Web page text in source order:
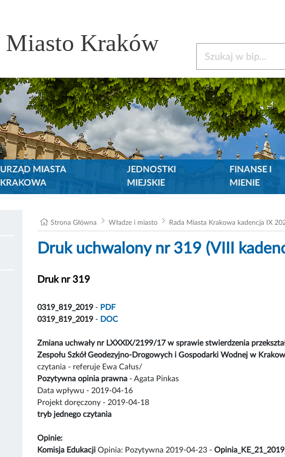
Miasto Kraków
URZĄD MIASTA
KRAKOWA
JEDNOSTKI
MIEJSKIE
FINANSE I
MIENIE
Strona Główna Władze i miasto Rada Miasta Krakowa kadencja IX
Druk uchwalony nr 319 (VIII
Druk nr 319
0319_819_2019 - PDF
0319_819_2019 - DOC
Zmiana uchwały nr LXXXIX/2199/17 w sprawie stwierdzenia
Zespołu Szkół Geodezyjno-Drogowych i Gospodarki Wodnej w
czytania - referuje Ewa Całus/
Pozytywna opinia prawna - Agata Pinkas
Data wpływu - 2019-04-16
Projekt doręczony - 2019-04-18
tryb jednego czytania
Opinie:
Komisja Edukacji Opinia: Pozytywna 2019-04-23 - Opinia_KE_21_2019_